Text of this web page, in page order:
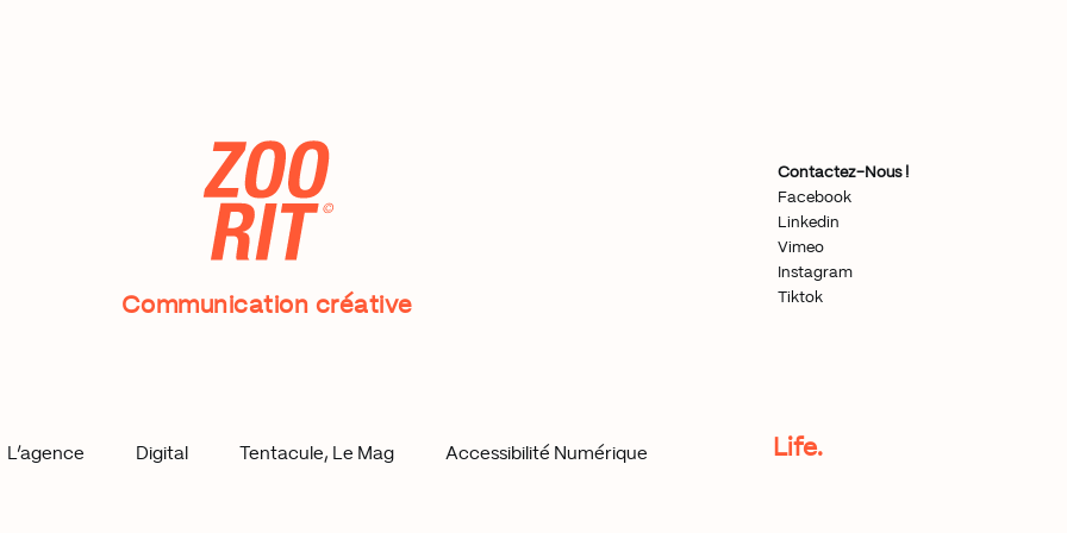
Communication créative
Contactez-Nous !
Facebook
Linkedin
Vimeo
Instagram
Tiktok
L’agence Digital Tentacule, Le Mag Accessibilité Numérique Life.